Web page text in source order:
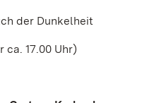
der Dunkelheit
ca. 17.00 Uhr)